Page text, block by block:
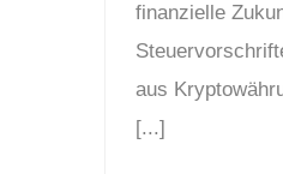
finanzielle
aus
[...]